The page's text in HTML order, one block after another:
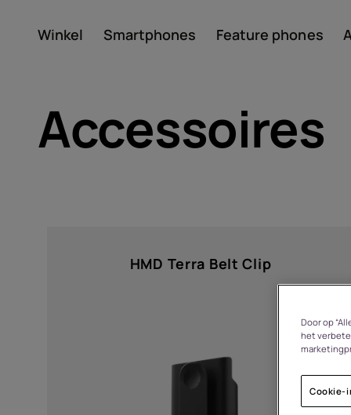
Winkel Smartphones Feature phones
Over
Zelfreparatie
Accessoires
HMD Terra Belt Clip
Door op
het
Cookie-